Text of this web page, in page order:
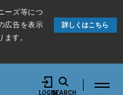
ーズ等につ
広告を表示
す。
詳しくはこちら
LOGINSEARCH